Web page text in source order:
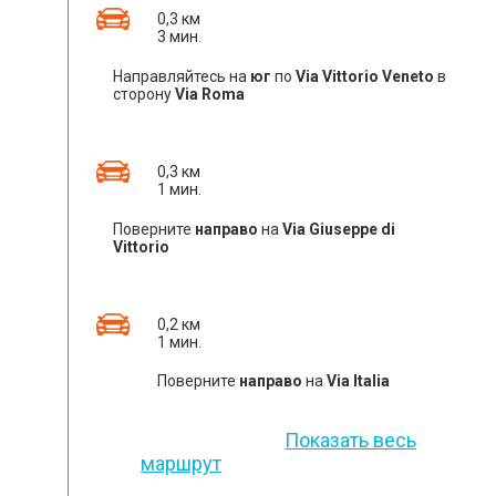
0,3 км
3 мин.
Направляйтесь на юг по Via Vittorio Veneto в
сторонуVia Roma
0,3 км
1 мин.
Поверните направо на Via Giuseppe di
Vittorio
0,2 км
1 мин.
Поверните направо на Via Italia
Показать весь
маршрут